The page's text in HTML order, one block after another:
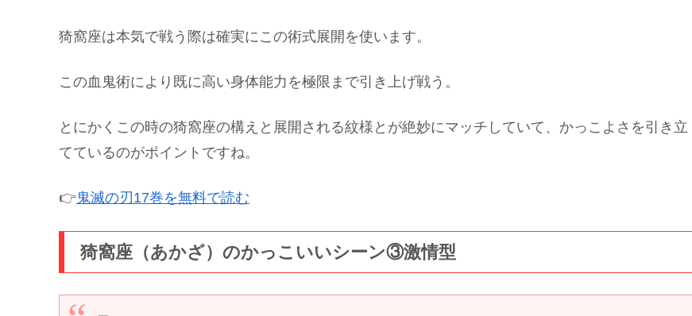
猗窩座は本気で戦う際は確実にこの術式展開を使います。
この血鬼術により既に高い身体能力を極限まで引き上げ戦う。
とにかくこの時の猗窩座の構えと展開される紋様とが絶妙にマッチしていて、かっこよさを引き立
てているのがポイントですね。
👉鬼滅の刃17巻を無料で読む
猗窩座（あかざ）のかっこいいシーン③激情型